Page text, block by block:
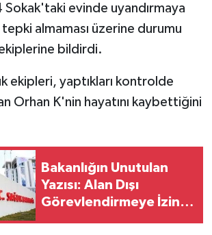
Sokak'taki evinde uyandırmaya
tepki almaması üzerine durumu
bildirdi.
ekipleri, yaptıkları kontrolde
Orhan K'nin hayatını kaybettiğini
Bakanlığın Unutulan
Yazısı: Alan Dışı
Görevlendirmeye İzin